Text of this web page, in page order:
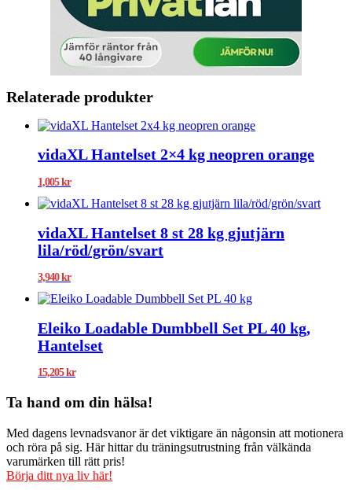
Relaterade produkter
vidaXL Hantelset 2×4 kg neopren orange
1,005kr
vidaXL Hantelset 8 st 28 kg gjutjärn
lila/röd/grön/svart
3,940kr
Eleiko Loadable Dumbbell Set PL 40 kg,
Hantelset
15,205kr
Ta hand om din hälsa!
Med dagens levnadsvanor är det viktigare än någonsin att motionera
och röra på sig. Här hittar du träningsutrustning från välkända
varumärken till rätt pris!
Börja ditt nya liv här!